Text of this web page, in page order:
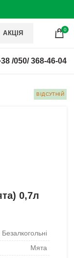
АКЦІЯ 0
/050/ 368-46-04
ВІДСУТНІЙ
0,7л
Безалкогольні
Мята